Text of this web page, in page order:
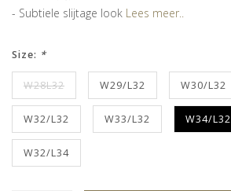
- Subtiele slijtage look Lees meer..
Size: *
W28L32 W29/L32 W30/L32
W32/L32 W33/L32 W34/L32
W32/L34